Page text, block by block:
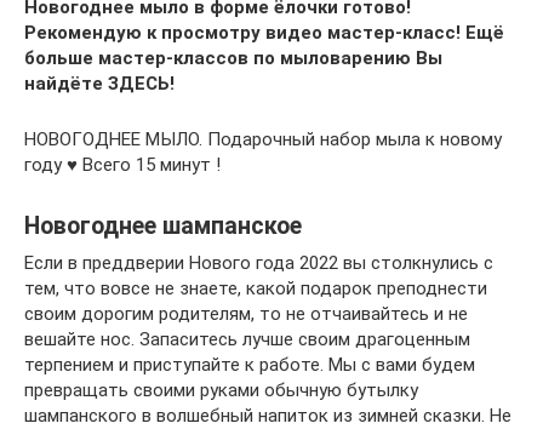
Новогоднее мыло в форме ёлочки готово!
Рекомендую к просмотру видео мастер-класс! Ещё
больше мастер-классов по мыловарению Вы
найдёте ЗДЕСЬ!
НОВОГОДНЕЕ МЫЛО. Подарочный набор мыла к новому
году ♥ Всего 15 минут !
Новогоднее шампанское
Если в преддверии Нового года 2022 вы столкнулись с
тем, что вовсе не знаете, какой подарок преподнести
своим дорогим родителям, то не отчаивайтесь и не
вешайте нос. Запаситесь лучше своим драгоценным
терпением и приступайте к работе. Мы с вами будем
превращать своими руками обычную бутылку
шампанского в волшебный напиток из зимней сказки. Не